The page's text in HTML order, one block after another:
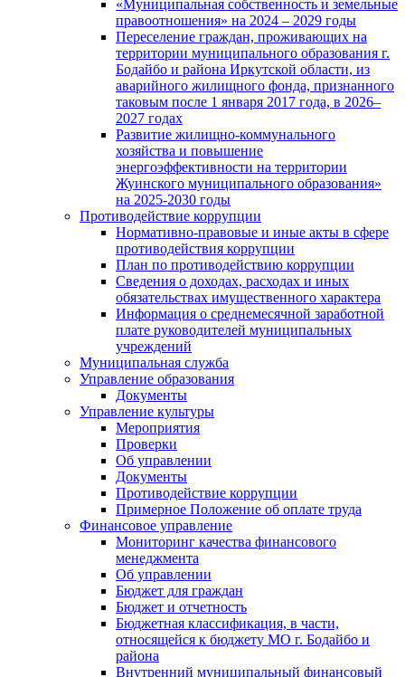
«Муниципальная собственность и земельные
правоотношения» на 2024 – 2029 годы
Переселение граждан, проживающих на
территории муниципального образования г.
Бодайбо и района Иркутской области, из
аварийного жилищного фонда, признанного
таковым после 1 января 2017 года, в 2026–
2027 годах
Развитие жилищно-коммунального
хозяйства и повышение
энергоэффективности на территории
Жуинского муниципального образования»
на 2025-2030 годы
Противодействие коррупции
Нормативно-правовые и иные акты в сфере
противодействия коррупции
План по противодействию коррупции
Сведения о доходах, расходах и иных
обязательствах имущественного характера
Информация о среднемесячной заработной
плате руководителей муниципальных
учреждений
Муниципальная служба
Управление образования
Документы
Управление культуры
Мероприятия
Проверки
Об управлении
Документы
Противодействие коррупции
Примерное Положение об оплате труда
Финансовое управление
Мониторинг качества финансового
менеджмента
Об управлении
Бюджет для граждан
Бюджет и отчетность
Бюджетная классификация, в части,
относящейся к бюджету МО г. Бодайбо и
района
Внутренний муниципальный финансовый